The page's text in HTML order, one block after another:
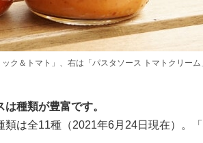
ク＆トマト」、右は「パスタソース トマトクリーム
種類が豊富です。
は全11種（2021年6月24日現在）。